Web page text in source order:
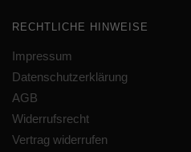
RECHTLICHE HINWEISE
Impressum
Datenschutzerklärung
AGB
Widerrufsrecht
Vertrag widerrufen